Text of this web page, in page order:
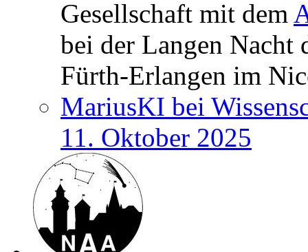
Gesellschaft mit dem
bei der Langen Nacht
Fürth-Erlangen im
MariusKI bei
11. Oktober 2025